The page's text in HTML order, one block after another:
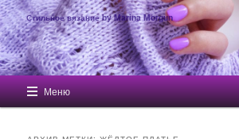
Стильное вязание by Marina Morgun
Главное меню
Перейти к основному содержимому
Перейти к дополнительному
Меню